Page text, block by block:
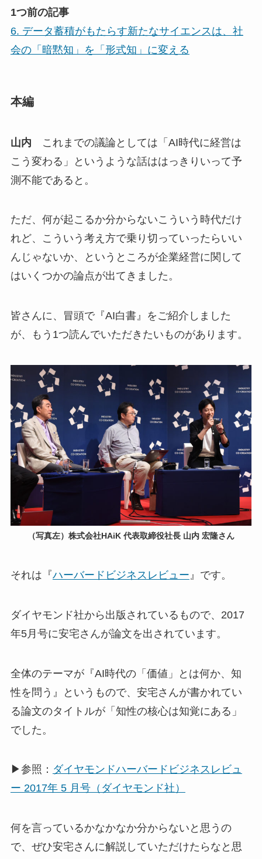
1つ前の記事
6. データ蓄積がもたらす新たなサイエンスは、社
会の「暗黙知」を「形式知」に変える
本編
山内 これまでの議論としては「AI時代に経営は
こう変わる」というような話ははっきりいって予
測不能であると。
ただ、何が起こるか分からないこういう時代だけ
れど、こういう考え方で乗り切っていったらいい
んじゃないか、というところが企業経営に関して
はいくつかの論点が出てきました。
皆さんに、冒頭で『AI白書』をご紹介しました
が、もう1つ読んでいただきたいものがあります。
（写真左）株式会社HAiK 代表取締役社長 山内 宏隆さん
それは『ハーバードビジネスレビュー 』です。
ダイヤモンド社から出版されているもので、2017
年5月号に安宅さんが論文を出されています。
全体のテーマが『AI時代の「価値」とは何か、知
性を問う』というもので、安宅さんが書かれてい
る論文のタイトルが「知性の核心は知覚にある」
でした。
▶参照： ダイヤモンドハーバードビジネスレビュ
ー 2017年 5 月号（ダイヤモンド社）
何を言っているかなかなか分からないと思うの
で、ぜひ安宅さんに解説していただけたらなと思